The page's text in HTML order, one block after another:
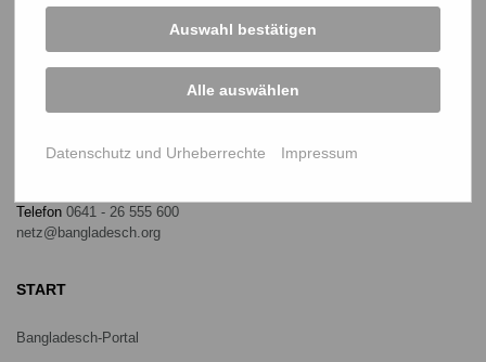
NETZ Partnerschaft für Entwicklung und Gerechtigkeit e.V.
35390 Gießen
Telefon 0641 - 26 555 600
netz@bangladesch.org
START
Bangladesch-Portal
Auswahl bestätigen
Alle auswählen
Datenschutz und Urheberrechte Impressum